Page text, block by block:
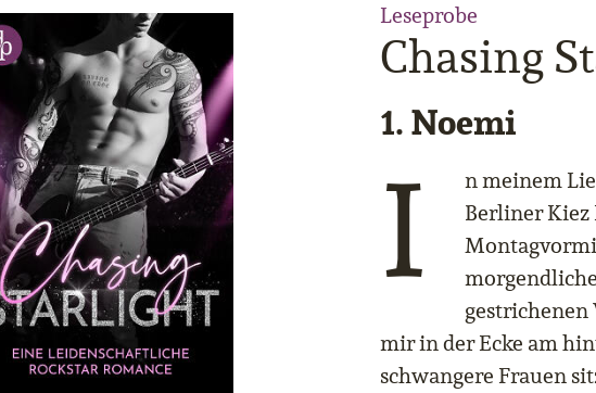
Leseprobe
Chasing
1. Noemi
I
n meinem
Berliner
gestrichenen
mir in der Ecke am
schwangere Frauen